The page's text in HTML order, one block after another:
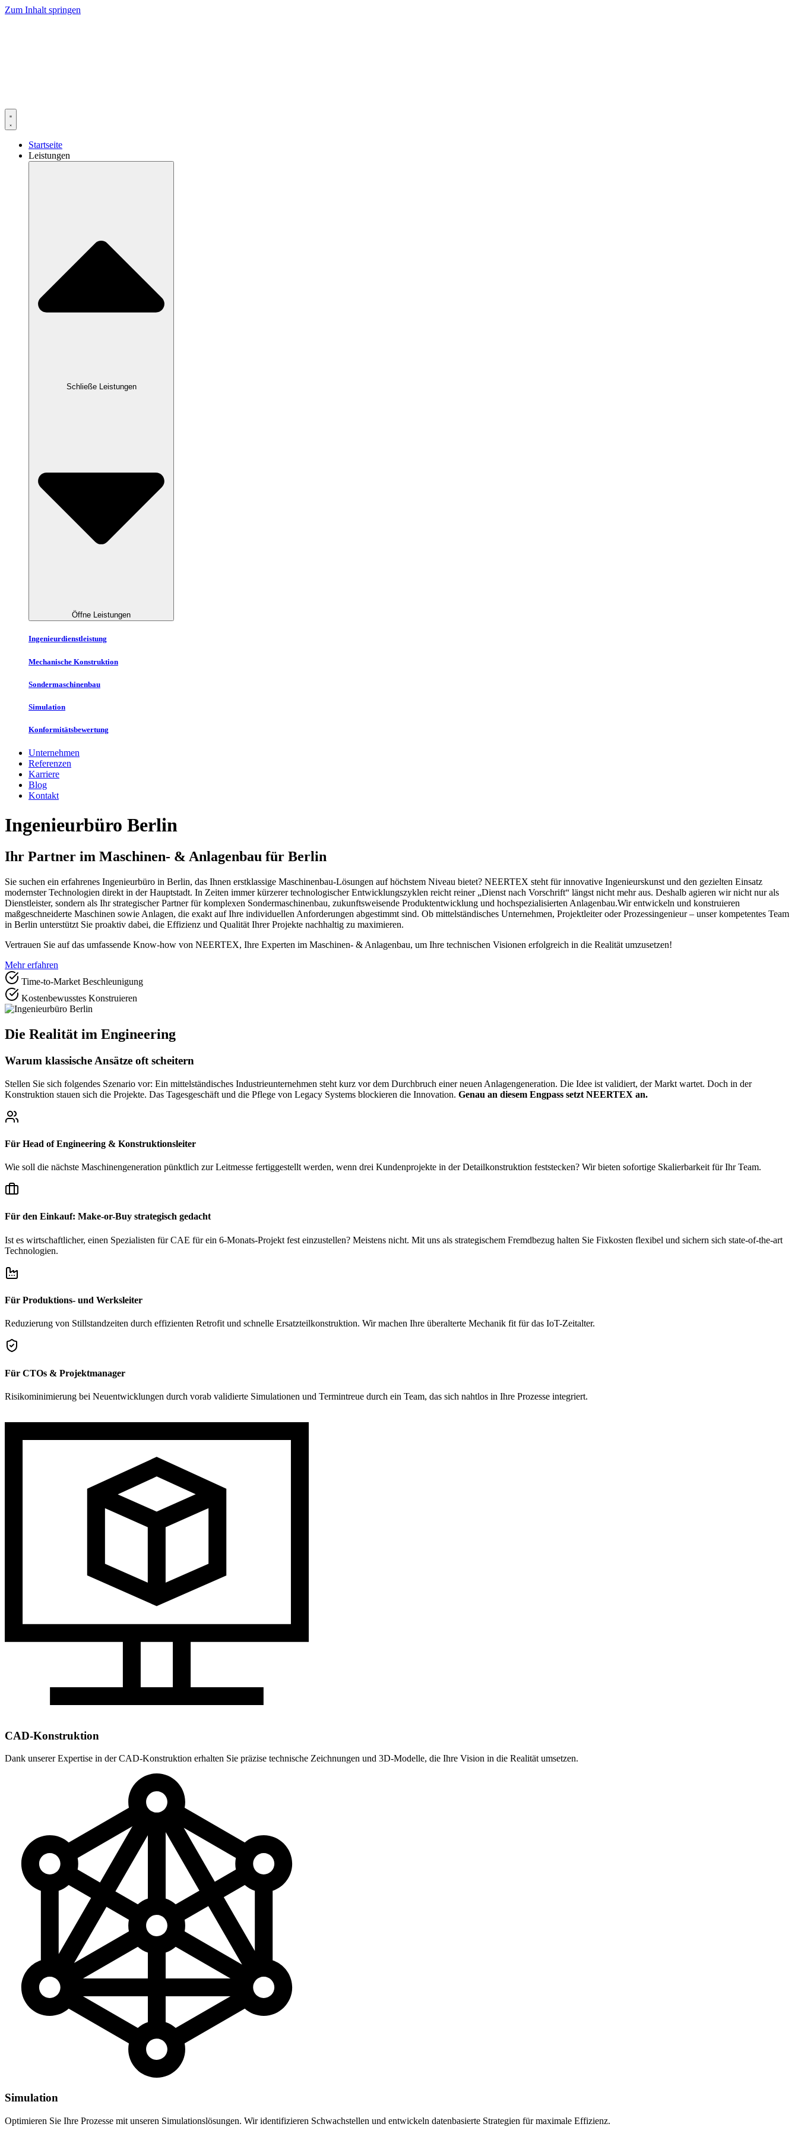
Zum Inhalt springen
Startseite
Leistungen
Schließe Leistungen
Öffne Leistungen
Ingenieurdienstleistung
Mechanische Konstruktion
Sondermaschinenbau
Simulation
Konformitätsbewertung
Unternehmen
Referenzen
Karriere
Blog
Kontakt
Ingenieurbüro Berlin
Ihr Partner im Maschinen- & Anlagenbau für Berlin
Sie suchen ein erfahrenes Ingenieurbüro in Berlin, das Ihnen erstklassige Maschinenbau-Lösungen auf höchstem Niveau bietet? NEERTEX steht für innovative Ingenieurskunst und den gezielten Einsatz
modernster Technologien direkt in der Hauptstadt. In Zeiten immer kürzerer technologischer Entwicklungszyklen reicht reiner „Dienst nach Vorschrift“ längst nicht mehr aus. Deshalb agieren wir nicht nur als
Dienstleister, sondern als Ihr strategischer Partner für komplexen Sondermaschinenbau, zukunftsweisende Produktentwicklung und hochspezialisierten Anlagenbau.Wir entwickeln und konstruieren
maßgeschneiderte Maschinen sowie Anlagen, die exakt auf Ihre individuellen Anforderungen abgestimmt sind. Ob mittelständisches Unternehmen, Projektleiter oder Prozessingenieur – unser kompetentes Team
in Berlin unterstützt Sie proaktiv dabei, die Effizienz und Qualität Ihrer Projekte nachhaltig zu maximieren.
Vertrauen Sie auf das umfassende Know-how von NEERTEX, Ihre Experten im Maschinen- & Anlagenbau, um Ihre technischen Visionen erfolgreich in die Realität umzusetzen!
Mehr erfahren
Time-to-Market Beschleunigung
Kostenbewusstes Konstruieren
Die Realität im Engineering
Warum klassische Ansätze oft scheitern
Stellen Sie sich folgendes Szenario vor: Ein mittelständisches Industrieunternehmen steht kurz vor dem Durchbruch einer neuen Anlagengeneration. Die Idee ist validiert, der Markt wartet. Doch in der
Konstruktion stauen sich die Projekte. Das Tagesgeschäft und die Pflege von Legacy Systems blockieren die Innovation. Genau an diesem Engpass setzt NEERTEX an.
Für Head of Engineering & Konstruktionsleiter
Wie soll die nächste Maschinengeneration pünktlich zur Leitmesse fertiggestellt werden, wenn drei Kundenprojekte in der Detailkonstruktion feststecken? Wir bieten sofortige Skalierbarkeit für Ihr Team.
Für den Einkauf: Make-or-Buy strategisch gedacht
Ist es wirtschaftlicher, einen Spezialisten für CAE für ein 6-Monats-Projekt fest einzustellen? Meistens nicht. Mit uns als strategischem Fremdbezug halten Sie Fixkosten flexibel und sichern sich state-of-the-art
Technologien.
Für Produktions- und Werksleiter
Reduzierung von Stillstandzeiten durch effizienten Retrofit und schnelle Ersatzteilkonstruktion. Wir machen Ihre überalterte Mechanik fit für das IoT-Zeitalter.
Für CTOs & Projektmanager
Risikominimierung bei Neuentwicklungen durch vorab validierte Simulationen und Termintreue durch ein Team, das sich nahtlos in Ihre Prozesse integriert.
CAD-Konstruktion
Dank unserer Expertise in der CAD-Konstruktion erhalten Sie präzise technische Zeichnungen und 3D-Modelle, die Ihre Vision in die Realität umsetzen.
Simulation
Optimieren Sie Ihre Prozesse mit unseren Simulationslösungen. Wir identifizieren Schwachstellen und entwickeln datenbasierte Strategien für maximale Effizienz.